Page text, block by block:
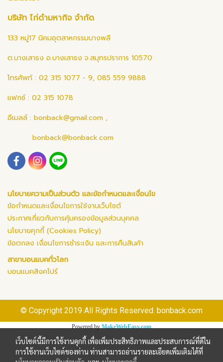
บริษัท ไก่ดำมหากิจ จำกัด
133 หมู่17 นิคมอุตสาหกรรมบางพลี
ต.บางเสาธง อ.บางเสาธง จ.สมุทรปราการ 10570
โทรศัพท์ : 02 315 1077 - 9, 085 559 9888
แฟกซ์ : 02 315 1078
อีเมลล์ : bonback@gmail.com ,
bonback@bonback.com
นโยบายความเป็นส่วนตัว และข้อกำหนดและเงื่อนไข
ข้อกำหนดและเงื่อนไขการใช้งานเว็บไซต์
ประกาศเกี่ยวกับการคุ้มครองข้อมูลส่วนบุคคล
นโยบายคุกกี้ (Cookies Policy)
ข้อตกลง เงื่อนไขการชำระเงิน และการคืนสินค้า
สาขาบอนแบคทั่วโลก
บอนแบคสิงคโปร์
© Copyright 2019 All Rights Reserved. bonback.com
Powered by MakeWebEasy.com
เว็บไซต์นี้มีการใช้งานคุกกี้ เพื่อเพิ่มประสิทธิภาพและประสบการณ์ที่ดีใน
การใช้งานเว็บไซต์ของท่าน ท่านสามารถอ่านรายละเอียดเพิ่มเติมได้ที่